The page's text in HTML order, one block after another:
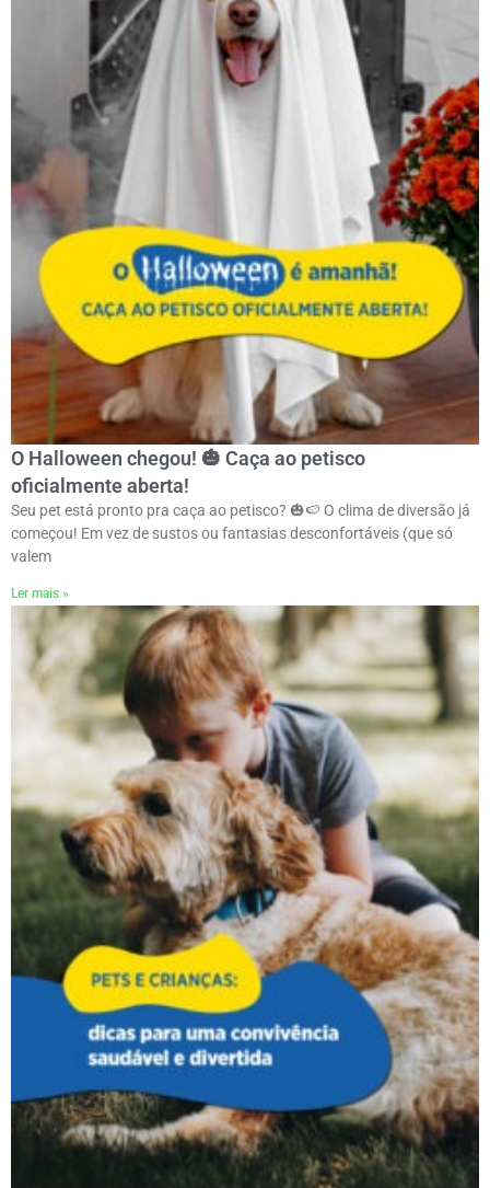
O Halloween chegou! 🎃 Caça ao petisco
oficialmente aberta!
Seu pet está pronto pra caça ao petisco? 🎃🍉 O clima de diversão já
começou! Em vez de sustos ou fantasias desconfortáveis (que só
valem
Ler mais »